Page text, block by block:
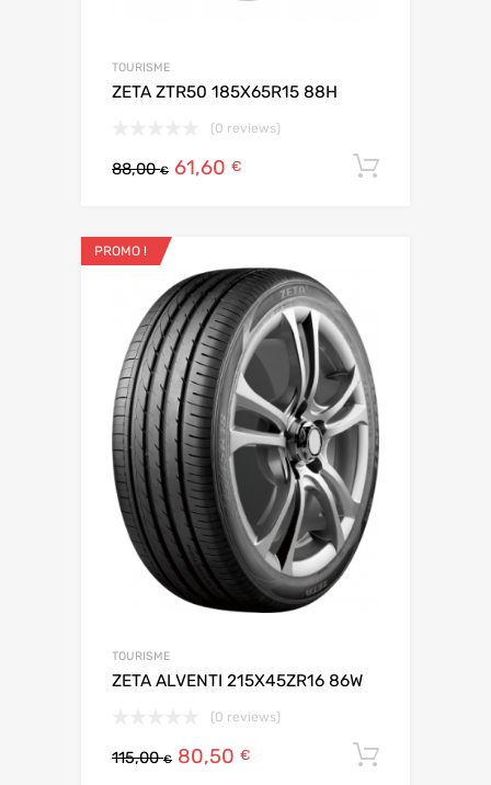
TOURISME
ZETA ZTR50 185X65R15 88H
(0 reviews)
88,00€ 61,60 €
PROMO !
TOURISME
ZETA ALVENTI 215X45ZR16 86W
(0 reviews)
115,00€ 80,50 €